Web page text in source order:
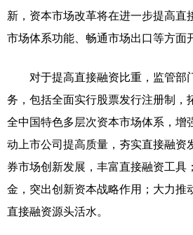
新，资本市场改革将在进一步提高直
市场体系功能、畅通市场出口等方面
对于提高直接融资比重，监管部
务，包括全面实行股票发行注册制，
全中国特色多层次资本市场体系，增
动上市公司提高质量，夯实直接融资
券市场创新发展，丰富直接融资工具
金，突出创新资本战略作用；大力推
直接融资源头活水。